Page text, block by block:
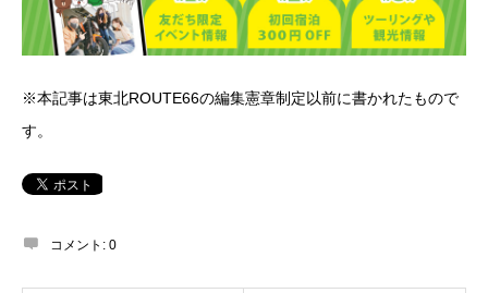
※本記事は東北ROUTE66の編集憲章制定以前に書かれたもので
す。
コメント: 0